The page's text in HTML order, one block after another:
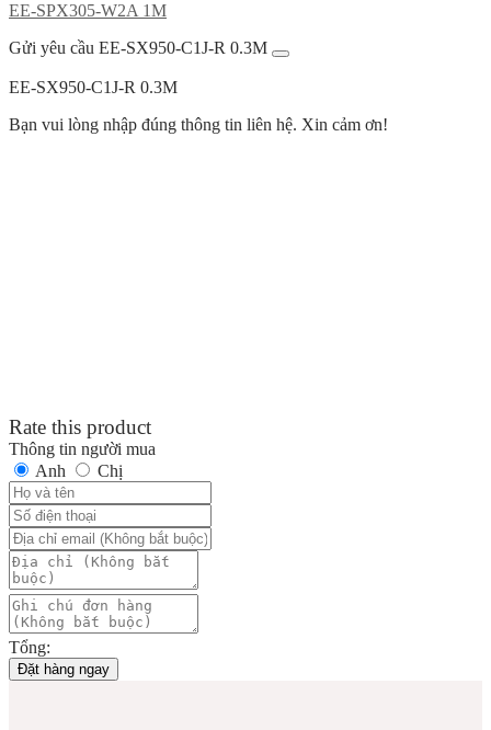
EE-SPX305-W2A 1M
Gửi yêu cầu EE-SX950-C1J-R 0.3M
EE-SX950-C1J-R 0.3M
Bạn vui lòng nhập đúng thông tin liên hệ. Xin cảm ơn!
Rate this product
Thông tin người mua
Anh
Chị
Tổng:
Đặt hàng ngay